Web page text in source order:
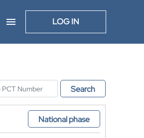
LOG IN
Search
National phase